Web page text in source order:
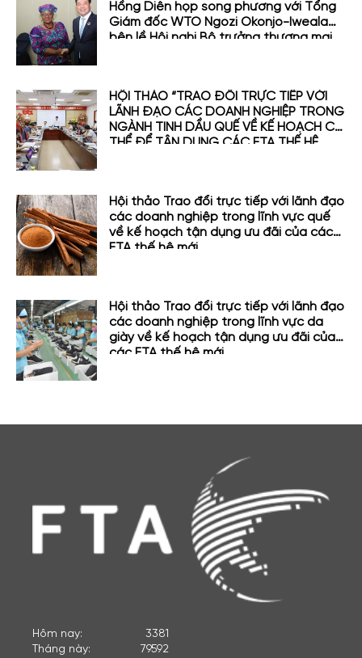
Hồng Diên họp song phương với Tổng
Giám đốc WTO Ngozi Okonjo-Iweala
bên lề Hội nghị Bộ trưởng thương mại
HỘI THẢO “TRAO ĐỔI TRỰC TIẾP VỚI
LÃNH ĐẠO CÁC DOANH NGHIỆP TRONG
NGÀNH TINH DẦU QUẾ VỀ KẾ HOẠCH CỤ
THỂ ĐỂ TẬN DỤNG CÁC FTA THẾ HỆ
Hội thảo Trao đổi trực tiếp với lãnh đạo
các doanh nghiệp trong lĩnh vực quế
về kế hoạch tận dụng ưu đãi của các
FTA thế hệ mới
Hội thảo Trao đổi trực tiếp với lãnh đạo
các doanh nghiệp trong lĩnh vực da
giày về kế hoạch tận dụng ưu đãi của
các FTA thế hệ mới
Hôm nay:
3381
Tháng này:
79592